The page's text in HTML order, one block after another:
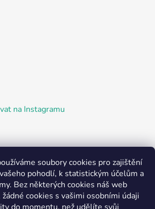
soubory cookies pro zajištění
pohodlí, k statistickým účelům a
Bez některých cookies náš web
cookies s vašimi osobními údaji
na Instagramu